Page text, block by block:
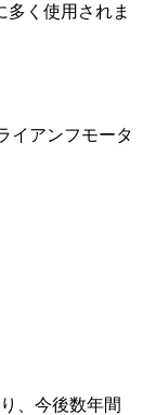
く使用されま
イアンフモータ
、今後数年間